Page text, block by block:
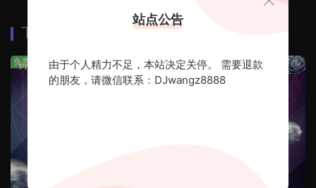
下载排行
Prog House·免费分享
免费 免费分享·轻音乐串烧
免费
站点公告
由于个人精力不足，本站决定关停。 需要退款
的朋友，请微信联系：DJwangz8888